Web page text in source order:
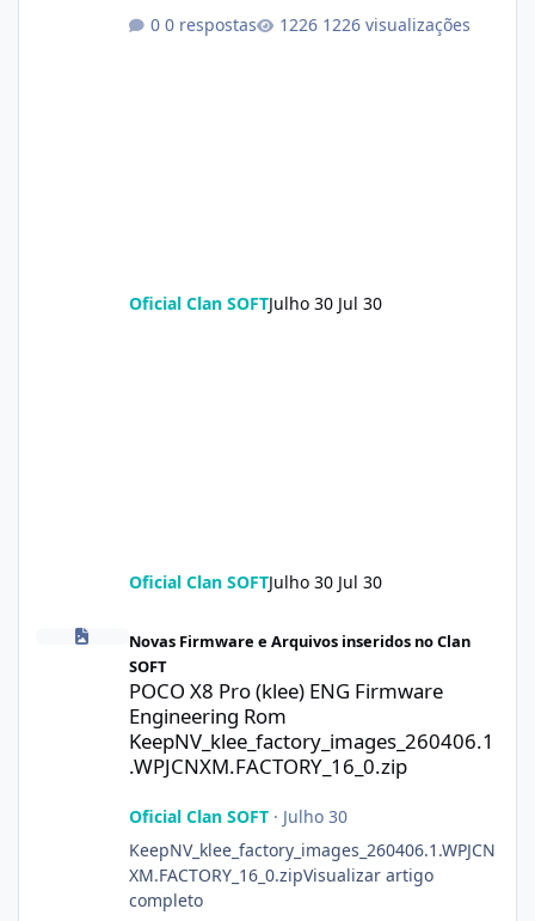
0 respostas
1226 visualizações
Oficial Clan SOFTJulho 30 Jul 30
Oficial Clan SOFTJulho 30 Jul 30
POCO X8 Pro (klee) ENG Firmware Engineering Rom
Novas Firmware e Arquivos inseridos no Clan
SOFT
POCO X8 Pro (klee) ENG Firmware
Engineering Rom
KeepNV_klee_factory_images_260406.1
.WPJCNXM.FACTORY_16_0.zip
Oficial Clan SOFT· Julho 30
KeepNV_klee_factory_images_260406.1.WPJCN
XM.FACTORY_16_0.zipVisualizar artigo
completo